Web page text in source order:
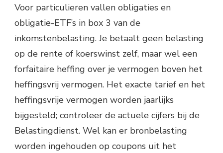
Voor particulieren vallen obligaties en
obligatie-ETF’s in box 3 van de
inkomstenbelasting. Je betaalt geen belasting
op de rente of koerswinst zelf, maar wel een
forfaitaire heffing over je vermogen boven het
heffingsvrij vermogen. Het exacte tarief en het
heffingsvrije vermogen worden jaarlijks
bijgesteld; controleer de actuele cijfers bij de
Belastingdienst. Wel kan er bronbelasting
worden ingehouden op coupons uit het